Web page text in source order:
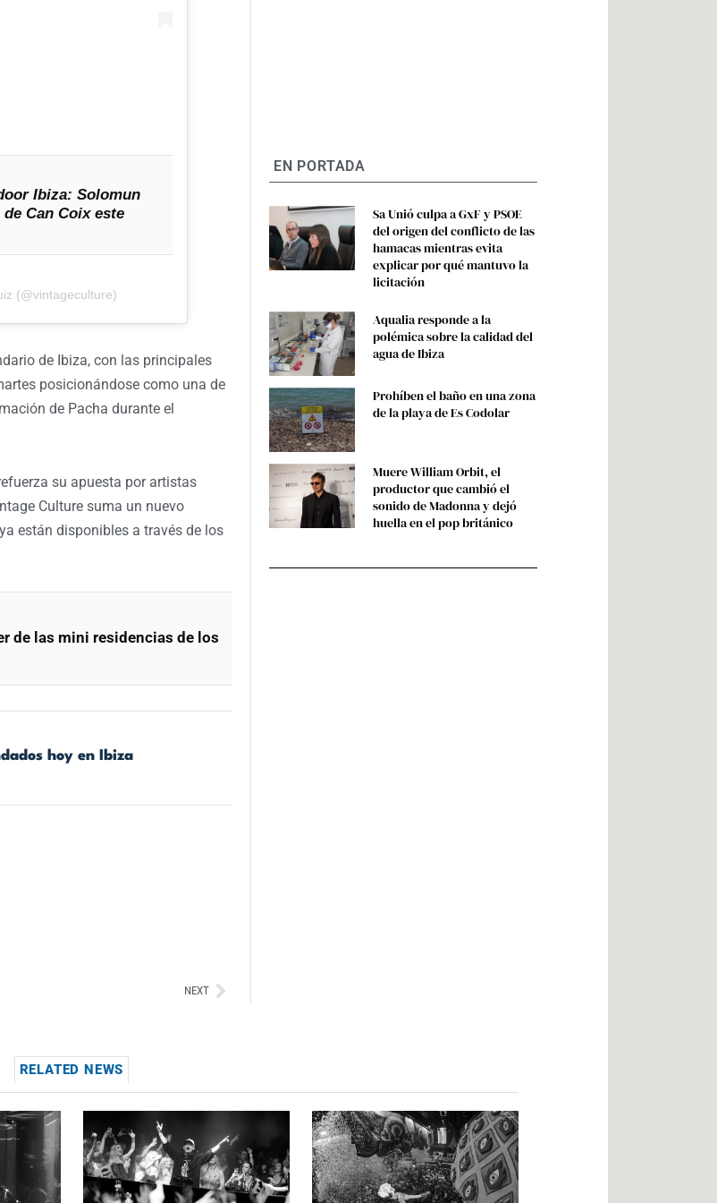
Ibiza: Solomun
Can Coix este
(@vintageculture)
de Ibiza, con las principales
posicionándose como una de
de Pacha durante el
su apuesta por artistas
Culture suma un nuevo
están disponibles a través de los
de las mini residencias de los
hoy en Ibiza
NEXTSiguiente
EN PORTADA
Sa Unió culpa a GxF y PSOE
del origen del conflicto de las
hamacas mientras evita
explicar por qué mantuvo la
licitación
Aqualia responde a la
polémica sobre la calidad del
agua de Ibiza
Prohíben el baño en una zona
de la playa de Es Codolar
Muere William Orbit, el
productor que cambió el
sonido de Madonna y dejó
huella en el pop británico
RELATED NEWS